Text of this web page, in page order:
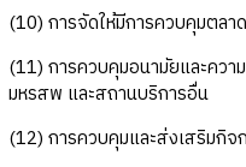
(10) การจัดให้มีการควบคุมตลา
(11) การควบคุมอนามัยและควา
มหรสพ และสถานบริการอื่น
(12) การควบคุมและส่งเสริมกิจ